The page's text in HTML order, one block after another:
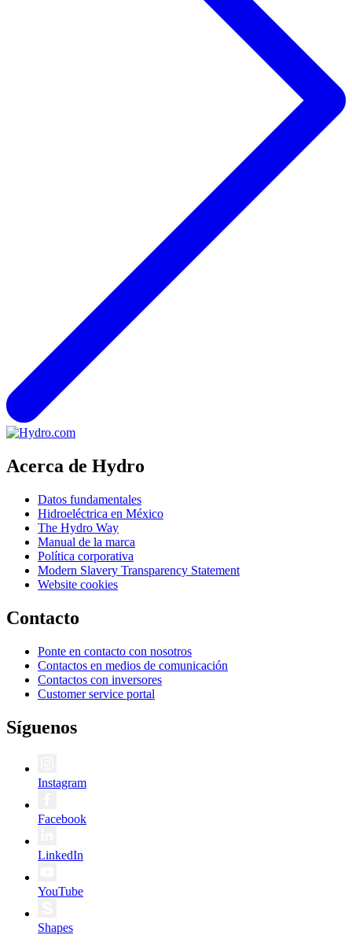
Acerca de Hydro
Datos fundamentales
Hidroeléctrica en México
The Hydro Way
Manual de la marca
Política corporativa
Modern Slavery Transparency Statement
Website cookies
Contacto
Ponte en contacto con nosotros
Contactos en medios de comunicación
Contactos con inversores
Customer service portal
Síguenos
Instagram
Facebook
LinkedIn
YouTube
Shapes